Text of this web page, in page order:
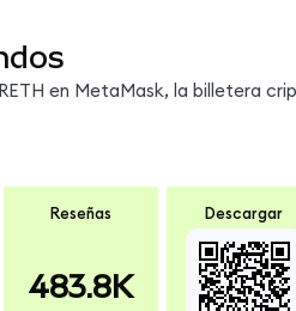
en MetaMask, la billetera
Reseñas
483.8K
Descargar